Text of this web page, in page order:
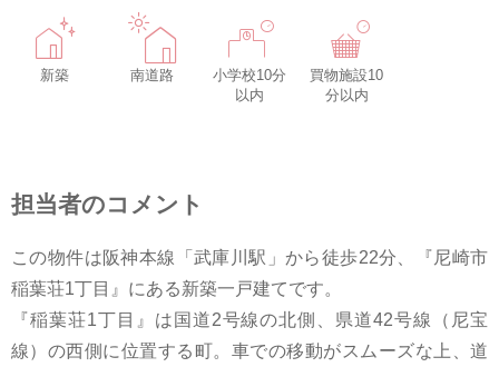
新築 南道路
小学校10分
以内
買物施設10
分以内
担当者のコメント
この物件は阪神本線「武庫川駅」から徒歩22分、『尼崎市
稲葉荘1丁目』にある新築一戸建てです。
『稲葉荘1丁目』は国道2号線の北側、県道42号線（尼宝
線）の西側に位置する町。車での移動がスムーズな上、道